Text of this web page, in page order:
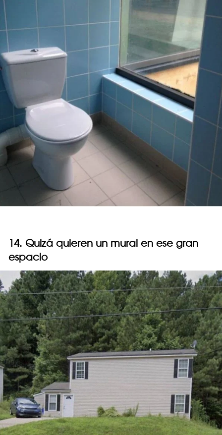
14. Quizá quieren un mural en ese gran
espacio